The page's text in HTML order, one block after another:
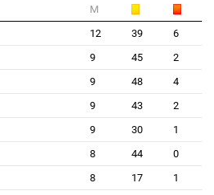
М
12 39
6
9 45
2
9 48
4
9 43
2
9 30
1
8 44
0
8 17
1